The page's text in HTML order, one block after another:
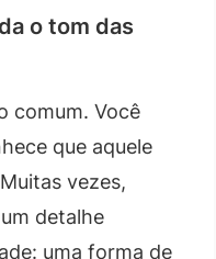
o tom das
comum. Você
que aquele
vezes,
detalhe
uma forma de